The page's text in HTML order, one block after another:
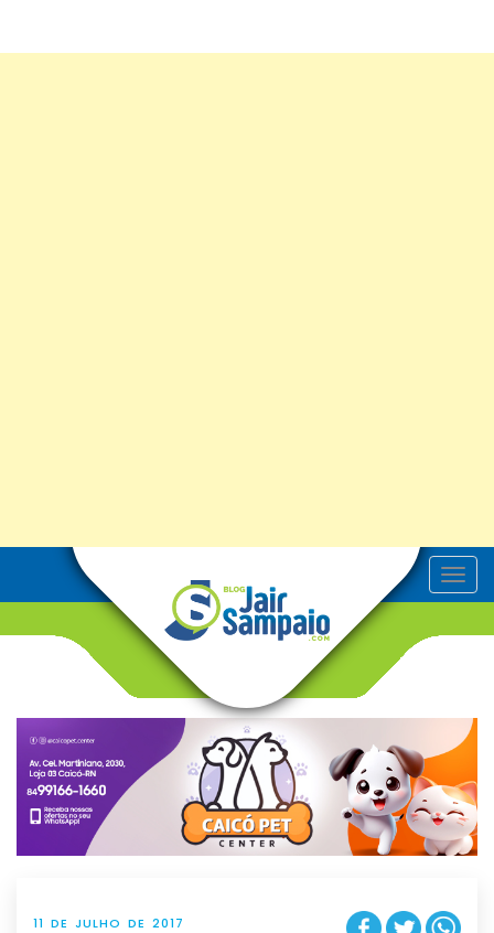
T
o
v
g
t
i
o
n
11 DE JULHO DE 2017